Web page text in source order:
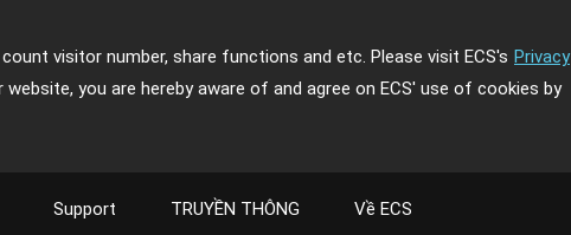
visitor number, share functions and etc. Please visit ECS's Privacy
you are hereby aware of and agree on ECS' use of cookies by
Support TRUYỀN THÔNG Về ECS